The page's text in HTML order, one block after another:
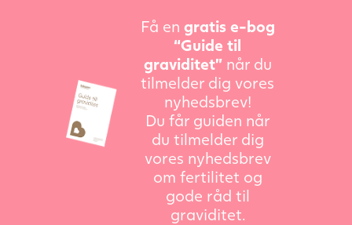
Få en gratis e-bog
“Guide til
graviditet”når du
tilmelder dig vores
nyhedsbrev!
Du får guiden når
du tilmelder dig
vores nyhedsbrev
om fertilitet og
gode råd til
graviditet.